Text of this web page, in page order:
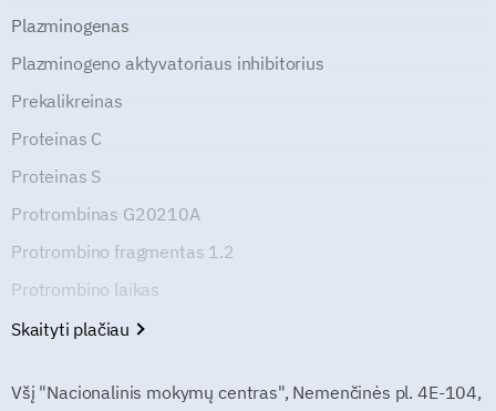
Plazminogenas
Plazminogeno aktyvatoriaus inhibitorius
Prekalikreinas
Proteinas C
Proteinas S
Protrombinas G20210A
Protrombino fragmentas 1.2
Protrombino laikas
Skaityti plačiau
Všį "Nacionalinis mokymų centras", Nemenčinės pl. 4E-104,